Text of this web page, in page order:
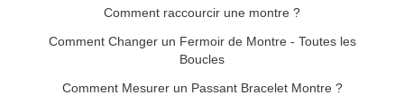
Comment raccourcir une montre ?
Comment Changer un Fermoir de Montre - Toutes les
Boucles
Comment Mesurer un Passant Bracelet Montre ?